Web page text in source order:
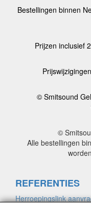
Bestellingen binnen
Prijzen inclusief
© Smitsound
©
Alle bestellingen
REFERENTIES
Herroepingslink